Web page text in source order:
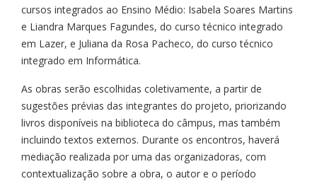
cursos integrados ao Ensino Médio: Isabela Soares Martins
e Liandra Marques Fagundes, do curso técnico integrado
em Lazer, e Juliana da Rosa Pacheco, do curso técnico
integrado em Informática.
As obras serão escolhidas coletivamente, a partir de
sugestões prévias das integrantes do projeto, priorizando
livros disponíveis na biblioteca do câmpus, mas também
incluindo textos externos. Durante os encontros, haverá
mediação realizada por uma das organizadoras, com
contextualização sobre a obra, o autor e o período